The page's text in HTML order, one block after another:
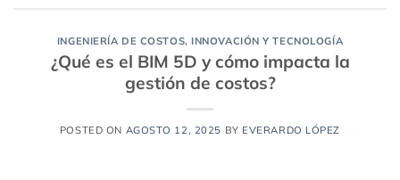
INGENIERÍA DE COSTOS, INNOVACIÓN Y TECNOLOGÍA
¿Qué es el BIM 5D y cómo impacta la
gestión de costos?
POSTED ON AGOSTO 12, 2025 BY EVERARDO LÓPEZ